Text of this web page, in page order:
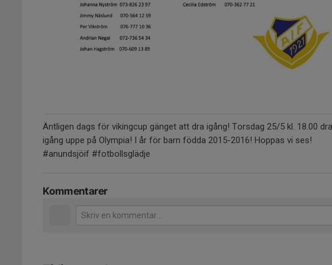
Äntligen dags för vikingcup gänget att dra igång! Torsdag 25/5 kl. 18.00
igång uppe på Olympia! I år för barn födda 2015-2016! Hoppas vi ses!
#anundsjöif #fotbollsglädje
Kommentarer